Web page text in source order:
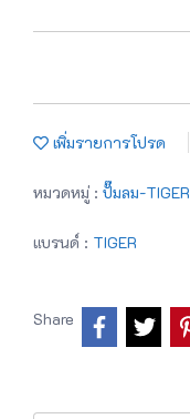
เพิ่มรายการโปรด
หมวดหมู่ : ปั๊มลม-TIGER
แบรนด์ : TIGER
Share